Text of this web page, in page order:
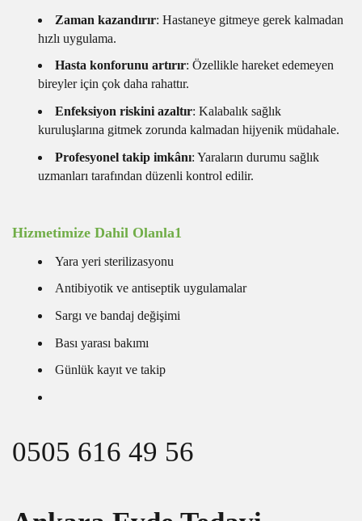
Zaman kazandırır: Hastaneye gitmeye gerek kalmadan
hızlı uygulama.
Hasta konforunu artırır: Özellikle hareket edemeyen
bireyler için çok daha rahattır.
Enfeksiyon riskini azaltır: Kalabalık sağlık
kuruluşlarına gitmek zorunda kalmadan hijyenik müdahale.
Profesyonel takip imkânı: Yaraların durumu sağlık
uzmanları tarafından düzenli kontrol edilir.
Hizmetimize Dahil Olanla1
Yara yeri sterilizasyonu
Antibiyotik ve antiseptik uygulamalar
Sargı ve bandaj değişimi
Bası yarası bakımı
Günlük kayıt ve takip
0505 616 49 56